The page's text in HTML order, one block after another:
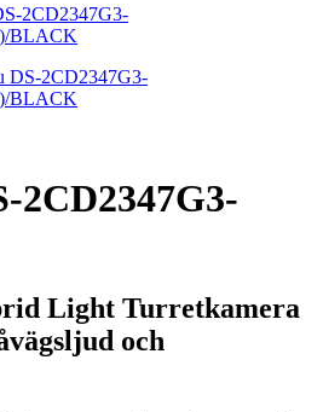
2CD2347G3-
BLACK
2CD2347G3-
Light Turretkamera
och